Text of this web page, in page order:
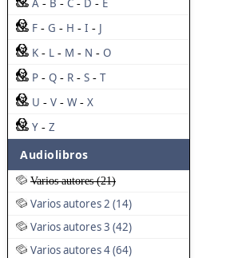
A - B - C - D - E
F - G - H - I - J
K - L - M - N - O
P - Q - R - S - T
U - V - W - X
Y - Z
Audiolibros
Varios autores (21)
Varios autores 2 (14)
Varios autores 3 (42)
Varios autores 4 (64)